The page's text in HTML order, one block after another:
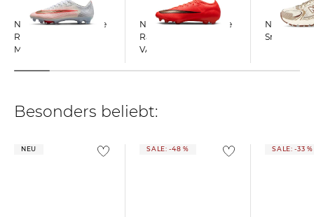
Nike | Fußballschuhe
Rasen-Kunstrasen
MERCURIAL
Nike | Fußballschuhe
Rasen MERCURIAL
VAPOR 17 ELITE
New
Sneaker
Besonders beliebt:
NEU SALE: -48 % SALE: -33 %